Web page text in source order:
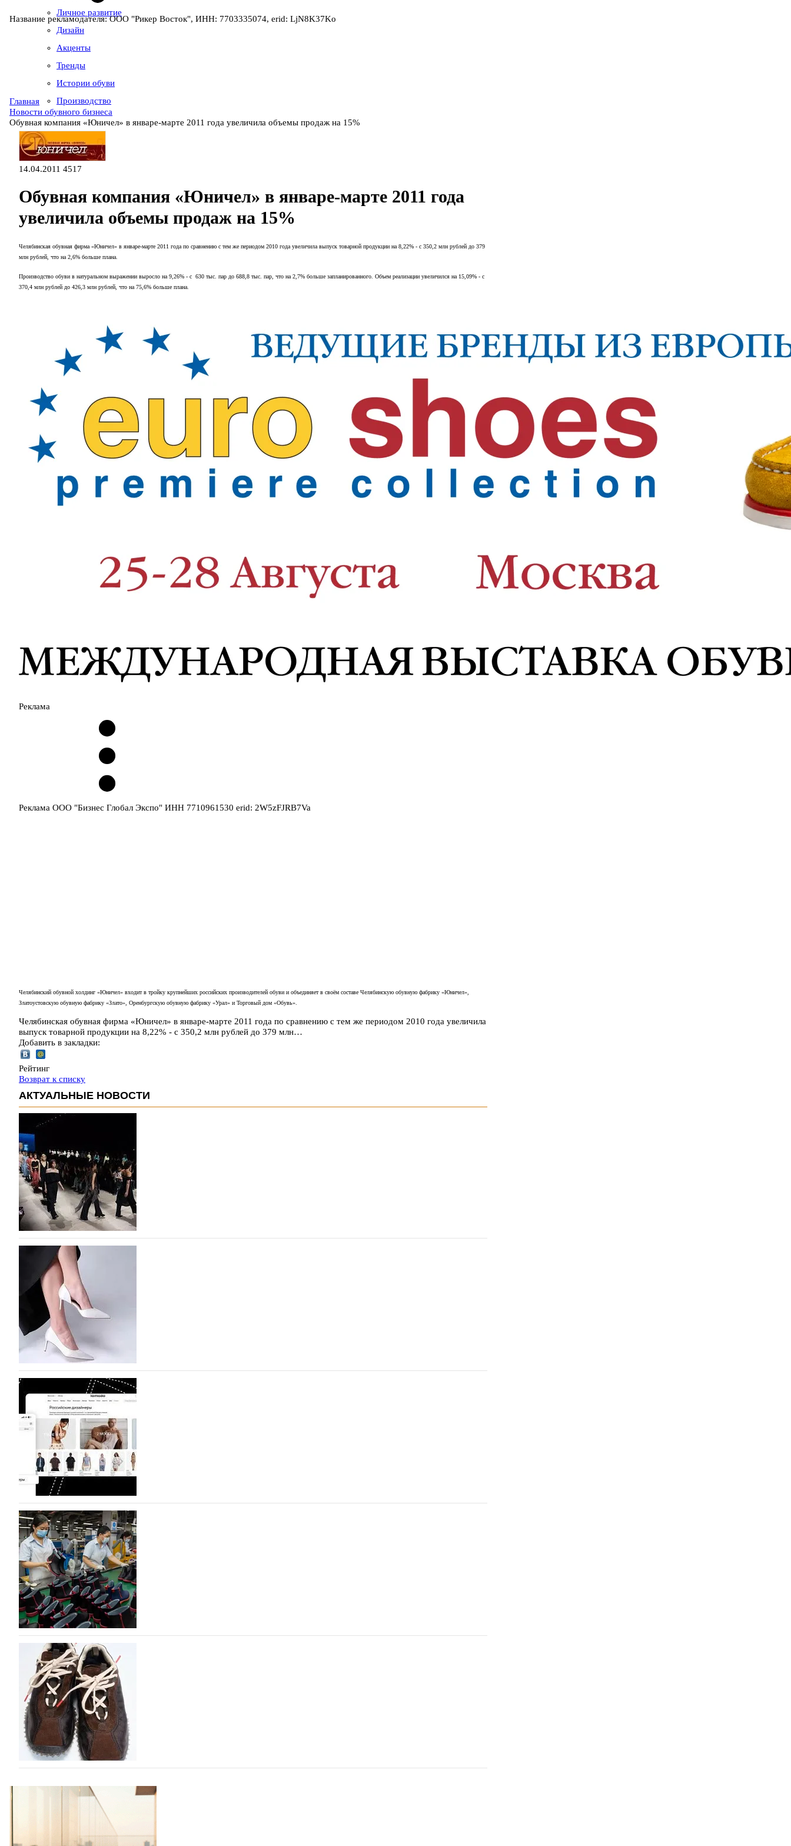
Личное развитие
Дизайн
Акценты
Тренды
Истории обуви
Производство
Название рекламодателя: ООО "Рикер Восток", ИНН: 7703335074, erid: LjN8K37Ko
Главная
Новости обувного бизнеса
Обувная компания «Юничел» в январе-марте 2011 года увеличила объемы продаж на 15%
14.04.2011 4517
Обувная компания «Юничел» в январе-марте 2011 года
увеличила объемы продаж на 15%
Челябинская обувная фирма «Юничел» в январе-марте 2011 года по сравнению с тем же периодом 2010 года увеличила выпуск товарной продукции на 8,22% - с 350,2 млн рублей до 379
млн рублей, что на 2,6% больше плана.
Производство обуви в натуральном выражении выросло на 9,26% - с 630 тыс. пар до 688,8 тыс. пар, что на 2,7% больше запланированного. Объем реализации увеличился на 15,09% - с
370,4 млн рублей до 426,3 млн рублей, что на 75,6% больше плана.
Реклама
Реклама ООО "Бизнес Глобал Экспо" ИНН 7710961530 erid: 2W5zFJRB7Va
Челябинский обувной холдинг «Юничел» входит в тройку крупнейших российских производителей обуви и объединяет в своём составе Челябинскую обувную фабрику «Юничел»,
Златоустовскую обувную фабрику «Злато», Оренбургскую обувную фабрику «Урал» и Торговый дом «Обувь».
Челябинская обувная фирма «Юничел» в январе-марте 2011 года по сравнению с тем же периодом 2010 года увеличила
выпуск товарной продукции на 8,22% - с 350,2 млн рублей до 379 млн…
Добавить в закладки:
Рейтинг
Возврат к списку
АКТУАЛЬНЫЕ НОВОСТИ
На участие в Московской неделе моды подано 1047 заявок
На участие в седьмой Московской неделе моды, которая пройдет в российской столице с 26 сентября по 1
октября, уже подано 1047 заявок. Примерно половину из них (494) прислали дизайнеры, коллекции
которых не были представлены в…
07.08.2026 386
BALLINA представит свои новинки на Euro Shoes
Компания BALLINA Guangzhou Lihuang Footwear Co., Ltd., основанная в 2011 году и расположенная в
Гуанчжоу, столице моды Китая, является профессиональной обувной компанией, объединяющей
разработку, производство и…
07.08.2026 289
На платформе Lamoda - новый раздел и условия продвижения локальных
дизайнерских марок
Российский маркетплейс Lamoda решил обновить раздел для продажи продукции локальных дизайнерских
марок одежды, обуви и аксессуаров. Бренды также получат маркетинговую…
06.08.2026 462
Объем мирового производства обуви в 2025 году практически не увеличился
В 2025 году мировое производство обуви практически не изменилось, зафиксировав незначительный рост
на 0,1% до 24,6 млрд пар, - данные опубликованы в аналитическом вестнике «Всемирный ежегодник обуви
2026», Португальской ассоциацией…
06.08.2026 604
Популярный силуэт бренда,1999 года выпуска, соответствует сегодняшнему тренду на
сникерины (гибридный вариант балеток и кроссовок обтекаемой формы и с тонкой подошвой). Но в
модели Miu Miu Bubble присутствует еще и…